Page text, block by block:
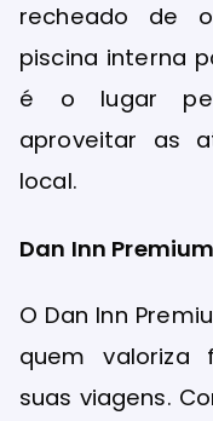
recheado de
piscina interna
é o lugar
aproveitar as
local.
Dan Inn
O Dan Inn
quem valoriza
suas viagens.